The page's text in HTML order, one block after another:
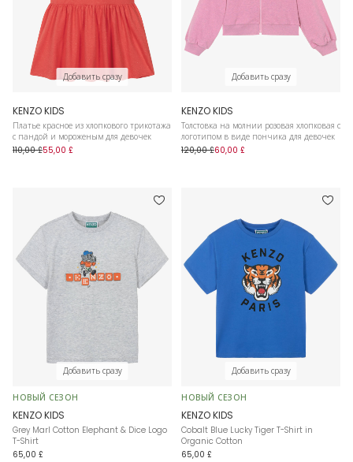
Добавить сразу
KENZO KIDS
Платье красное из хлопкового трикотажа
с пандой и мороженым для девочек
110,00 £55,00 £
Добавить сразу
KENZO KIDS
Толстовка на молнии розовая хлопковая с
логотипом в виде пончика для девочек
120,00 £60,00 £
Добавить сразу
НОВЫЙ СЕЗОН
KENZO KIDS
Grey Marl Cotton Elephant & Dice Logo
T-Shirt
65,00 £
Добавить сразу
НОВЫЙ СЕЗОН
KENZO KIDS
Cobalt Blue Lucky Tiger T-Shirt in
Organic Cotton
65,00 £